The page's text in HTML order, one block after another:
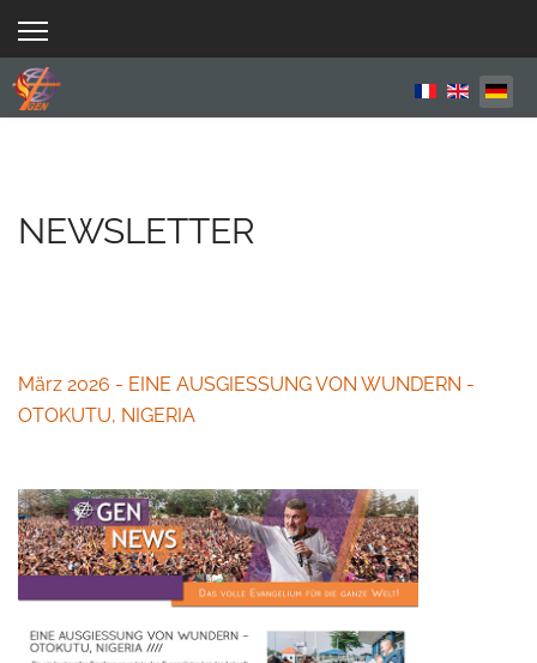
Sprache
NEWSLETTER
März 2026 - EINE AUSGIESSUNG VON WUNDERN -
OTOKUTU, NIGERIA